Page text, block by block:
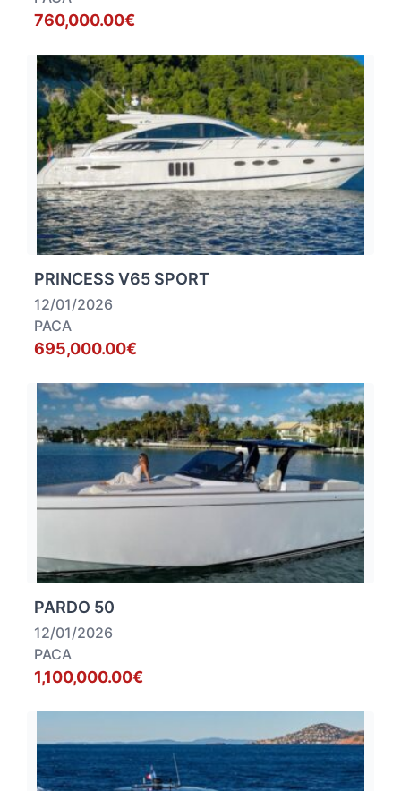
760,000.00€
PRINCESS V65 SPORT
12/01/2026
PACA
695,000.00€
PARDO 50
12/01/2026
PACA
1,100,000.00€